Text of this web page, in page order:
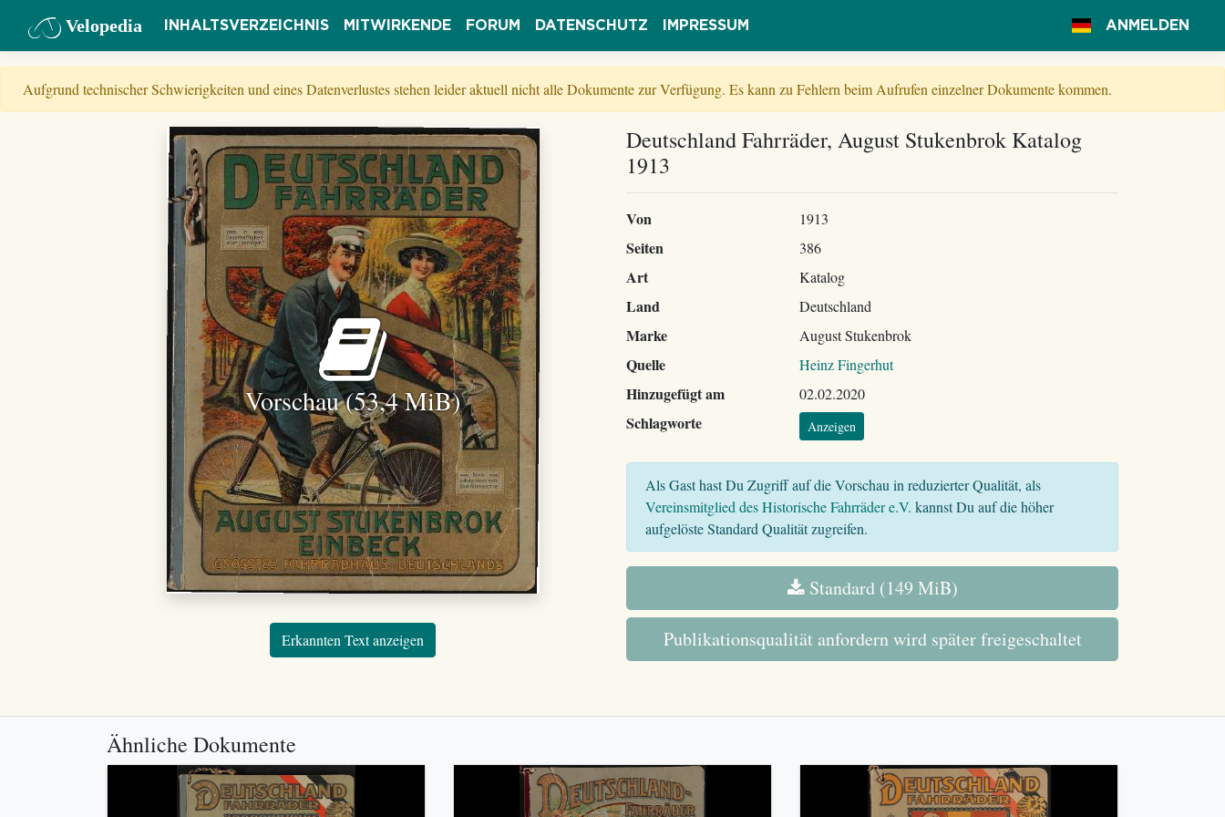
Velopedia INHALTSVERZEICHNIS MITWIRKENDE FORUM DATENSCHUTZ IMPRESSUM ANMELDEN
Aufgrund technischer Schwierigkeiten und eines Datenverlustes stehen leider aktuell nicht alle Dokumente zur Verfügung. Es kann zu Fehlern beim Aufrufen einzelner Dokumente kommen.
Vorschau (53,4 MiB)
Erkannten Text anzeigen
Deutschland Fahrräder, August Stukenbrok Katalog
1913
Von 1913
Seiten 386
Art Katalog
Land Deutschland
Marke August Stukenbrok
Quelle Heinz Fingerhut
Hinzugefügt am 02.02.2020
Schlagworte Anzeigen
Als Gast hast Du Zugriff auf die Vorschau in reduzierter Qualität, als
Vereinsmitglied des Historische Fahrräder e.V. kannst Du auf die höher
aufgelöste Standard Qualität zugreifen.
Standard (149 MiB)
Publikationsqualität anfordern wird später freigeschaltet
Ähnliche Dokumente